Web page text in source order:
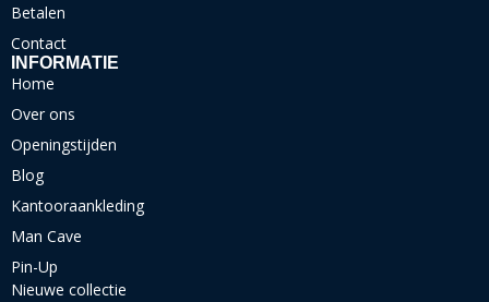
Betalen
Contact
INFORMATIE
Home
Over ons
Openingstijden
Blog
Kantooraankleding
Man Cave
Pin-Up
Nieuwe collectie